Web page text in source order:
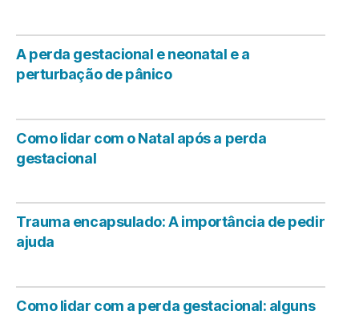
A perda gestacional e neonatal e a
perturbação de pânico
Como lidar com o Natal após a perda
gestacional
Trauma encapsulado: A importância de pedir
ajuda
Como lidar com a perda gestacional: alguns